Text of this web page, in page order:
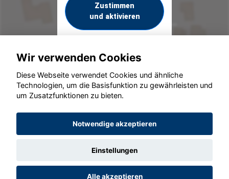
Zustimmen
und aktivieren
© konjunkturmotor.de GmbH 2020 - 2026
Wir verwenden Cookies
Diese Webseite verwendet Cookies und ähnliche
Technologien, um die Basisfunktion zu gewährleisten und
um Zusatzfunktionen zu bieten.
Notwendige akzeptieren
Einstellungen
Alle akzeptieren